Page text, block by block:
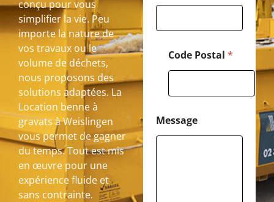
conçu pour vous
simplifier la vie. Peu
importe la nature de
vos travaux ou le
volume de déchets,
nous proposons des
solutions adaptées. La
Location benne à
gravats à Weislingen
vous permet de gagner
du temps. Tout est mis
en œuvre pour une
expérience fluide et
sans contrainte.
Code Postal *
Message